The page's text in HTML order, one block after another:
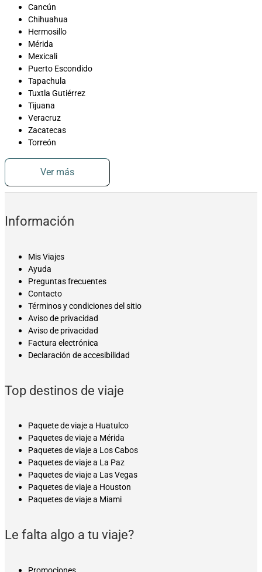
Cancún
Chihuahua
Hermosillo
Mérida
Mexicali
Puerto Escondido
Tapachula
Tuxtla Gutiérrez
Tijuana
Veracruz
Zacatecas
Torreón
Ver más
Información
Mis Viajes
Ayuda
Preguntas frecuentes
Contacto
Términos y condiciones del sitio
Aviso de privacidad
Aviso de privacidad
Factura electrónica
Declaración de accesibilidad
Top destinos de viaje
Paquete de viaje a Huatulco
Paquetes de viaje a Mérida
Paquetes de viaje a Los Cabos
Paquetes de viaje a La Paz
Paquetes de viaje a Las Vegas
Paquetes de viaje a Houston
Paquetes de viaje a Miami
Le falta algo a tu viaje?